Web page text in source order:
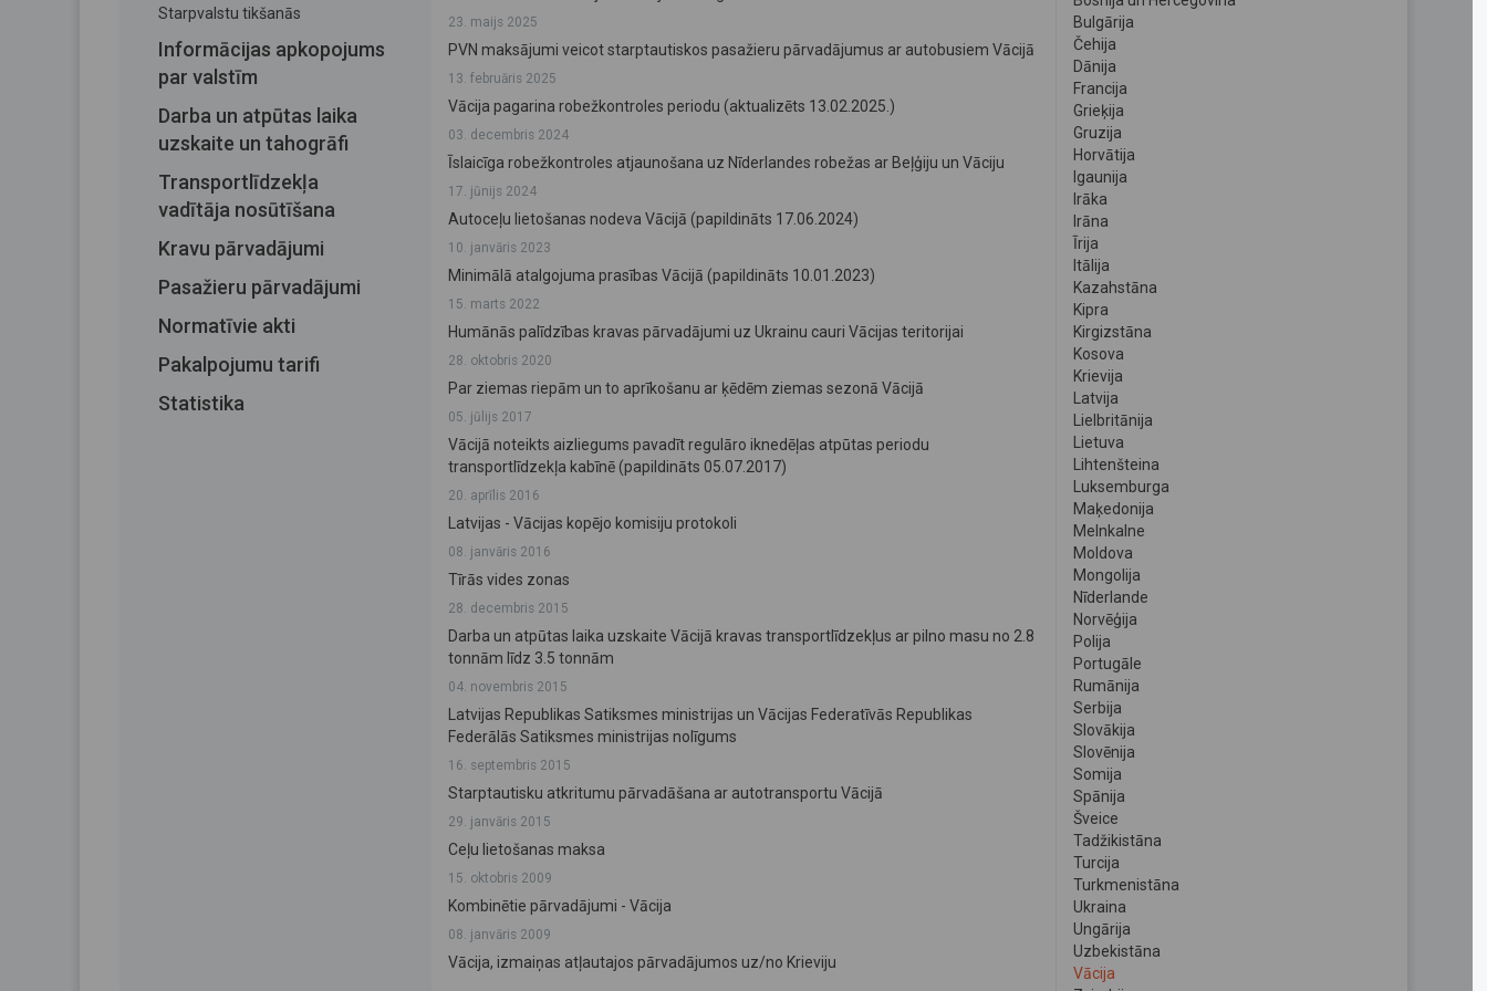
Starpvalstu tikšanās
Informācijas apkopojums
par valstīm
Darba un atpūtas laika
uzskaite un tahogrāfi
Transportlīdzekļa
vadītāja nosūtīšana
Kravu pārvadājumi
Pasažieru pārvadājumi
Normatīvie akti
Pakalpojumu tarifi
Statistika
23. maijs 2025
PVN maksājumi veicot starptautiskos pasažieru pārvadājumus ar autobusiem Vācijā
13. februāris 2025
Vācija pagarina robežkontroles periodu (aktualizēts 13.02.2025.)
03. decembris 2024
Īslaicīga robežkontroles atjaunošana uz Nīderlandes robežas ar Beļģiju un Vāciju
17. jūnijs 2024
Autoceļu lietošanas nodeva Vācijā (papildināts 17.06.2024)
10. janvāris 2023
Minimālā atalgojuma prasības Vācijā (papildināts 10.01.2023)
15. marts 2022
Humānās palīdzības kravas pārvadājumi uz Ukrainu cauri Vācijas teritorijai
28. oktobris 2020
Par ziemas riepām un to aprīkošanu ar ķēdēm ziemas sezonā Vācijā
05. jūlijs 2017
Vācijā noteikts aizliegums pavadīt regulāro iknedēļas atpūtas periodu
transportlīdzekļa kabīnē (papildināts 05.07.2017)
20. aprīlis 2016
Latvijas - Vācijas kopējo komisiju protokoli
08. janvāris 2016
Tīrās vides zonas
28. decembris 2015
Darba un atpūtas laika uzskaite Vācijā kravas transportlīdzekļus ar pilno masu no 2.8
tonnām līdz 3.5 tonnām
04. novembris 2015
Latvijas Republikas Satiksmes ministrijas un Vācijas Federatīvās Republikas
Federālās Satiksmes ministrijas nolīgums
16. septembris 2015
Starptautisku atkritumu pārvadāšana ar autotransportu Vācijā
29. janvāris 2015
Ceļu lietošanas maksa
15. oktobris 2009
Kombinētie pārvadājumi - Vācija
08. janvāris 2009
Vācija, izmaiņas atļautajos pārvadājumos uz/no Krieviju
Bulgārija
Čehija
Dānija
Francija
Grieķija
Gruzija
Horvātija
Igaunija
Irāka
Irāna
Īrija
Itālija
Kazahstāna
Kipra
Kirgizstāna
Kosova
Krievija
Latvija
Lielbritānija
Lietuva
Lihtenšteina
Luksemburga
Maķedonija
Melnkalne
Moldova
Mongolija
Nīderlande
Norvēģija
Polija
Portugāle
Rumānija
Serbija
Slovākija
Slovēnija
Somija
Spānija
Šveice
Tadžikistāna
Turcija
Turkmenistāna
Ukraina
Ungārija
Uzbekistāna
Vācija